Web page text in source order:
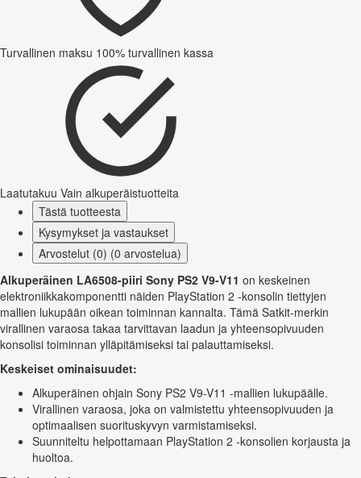
Turvallinen maksu 100% turvallinen kassa
Laatutakuu Vain alkuperäistuotteita
Tästä tuotteesta
Kysymykset ja vastaukset
Arvostelut (0) (0 arvostelua)
Alkuperäinen LA6508-piiri Sony PS2 V9-V11 on keskeinen
elektroniikkakomponentti näiden PlayStation 2 -konsolin tiettyjen
mallien lukupään oikean toiminnan kannalta. Tämä Satkit-merkin
virallinen varaosa takaa tarvittavan laadun ja yhteensopivuuden
konsolisi toiminnan ylläpitämiseksi tai palauttamiseksi.
Keskeiset ominaisuudet:
Alkuperäinen ohjain Sony PS2 V9-V11 -mallien lukupäälle.
Virallinen varaosa, joka on valmistettu yhteensopivuuden ja
optimaalisen suorituskyvyn varmistamiseksi.
Suunniteltu helpottamaan PlayStation 2 -konsolien korjausta ja
huoltoa.